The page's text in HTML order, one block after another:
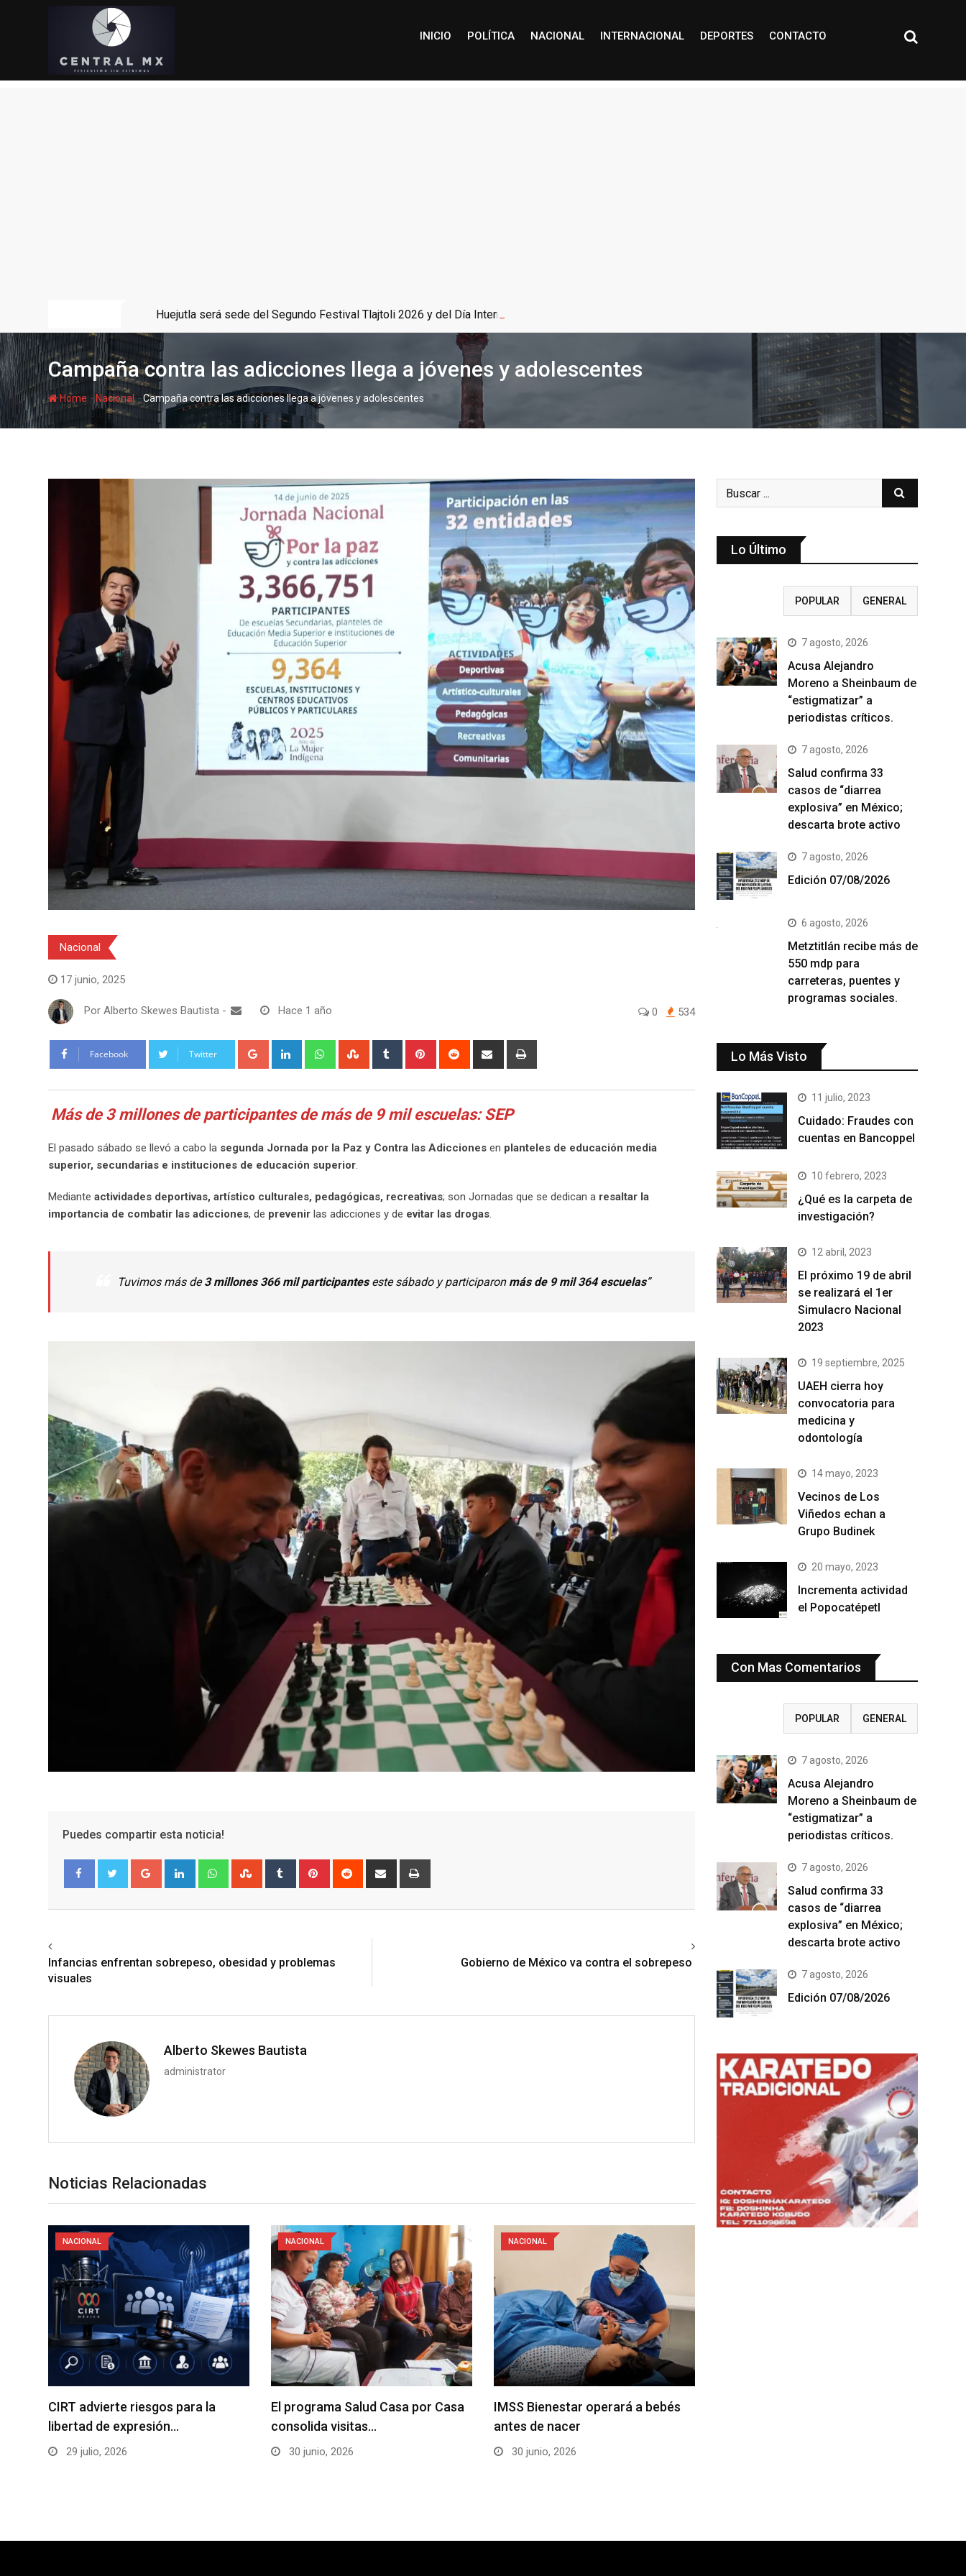
INICIO POLÍTICA NACIONAL INTERNACIONAL DEPORTES CONTACTO
Huejutla será sede del Segundo Festival Tlajtoli 2026 y del Día Internacional de los Pueblos Indígenas
Campaña contra las adicciones llega a jóvenes y adolescentes
Home - Nacional-Campaña contra las adicciones llega a jóvenes y adolescentes
Nacional
17 junio, 2025
Por Alberto Skewes Bautista - Hace 1 año 0 534
Facebook Twitter Google+ LinkedIn WhatsappStumbleUpon
Tumblr Pinterest Reddit
Share
Más de 3 millones de participantes de más de 9 mil escuelas: SEP
El pasado sábado se llevó a cabo la segunda Jornada por la Paz y Contra las Adicciones en planteles de educación media
superior, secundarias e instituciones de educación superior.
Mediante actividades deportivas, artístico culturales, pedagógicas, recreativas; son Jornadas que se dedican a resaltar la
importancia de combatir las adicciones, de prevenir las adicciones y de evitar las drogas.
Tuvimos más de3 millones 366 mil participanteseste sábado y participaron más de 9 mil 364 escuelas”
Puedes compartir esta noticia!
Google+ LinkedIn WhatsappStumbleUpon
Tumblr Pinterest Reddit
Share
Infancias enfrentan sobrepeso, obesidad y problemas
visuales
Gobierno de México va contra el sobrepeso
Alberto Skewes Bautista
administrator
Noticias Relacionadas
NACIONAL
CIRT advierte riesgos para la
libertad de expresión…
29 julio, 2026
NACIONAL
El programa Salud Casa por Casa
consolida visitas…
30 junio, 2026
NACIONAL
IMSS Bienestar operará a bebés
antes de nacer
30 junio, 2026
Lo Último
POPULAR GENERAL
7 agosto, 2026
Acusa Alejandro
Moreno a Sheinbaum de
“estigmatizar” a
periodistas críticos.
7 agosto, 2026
Salud confirma 33
casos de “diarrea
explosiva” en México;
descarta brote activo
7 agosto, 2026
Edición 07/08/2026
6 agosto, 2026
Metztitlán recibe más de
550 mdp para
carreteras, puentes y
programas sociales.
Lo Más Visto
11 julio, 2023
Cuidado: Fraudes con
cuentas en Bancoppel
10 febrero, 2023
¿Qué es la carpeta de
investigación?
12 abril, 2023
El próximo 19 de abril
se realizará el 1er
Simulacro Nacional
2023
19 septiembre, 2025
UAEH cierra hoy
convocatoria para
medicina y
odontología
14 mayo, 2023
Vecinos de Los
Viñedos echan a
Grupo Budinek
20 mayo, 2023
Incrementa actividad
el Popocatépetl
Con Mas Comentarios
POPULAR GENERAL
7 agosto, 2026
Acusa Alejandro
Moreno a Sheinbaum de
“estigmatizar” a
periodistas críticos.
7 agosto, 2026
Salud confirma 33
casos de “diarrea
explosiva” en México;
descarta brote activo
7 agosto, 2026
Edición 07/08/2026